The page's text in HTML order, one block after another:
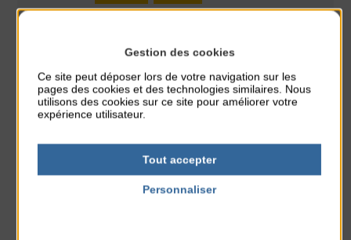
À noter aussi
du 3 Août au 7 Août
Gestion des cookies
Ce site peut déposer lors de votre navigation sur les
pages des cookies et des technologies similaires. Nous
utilisons des cookies sur ce site pour améliorer votre
expérience utilisateur.
Tout accepter
Personnaliser